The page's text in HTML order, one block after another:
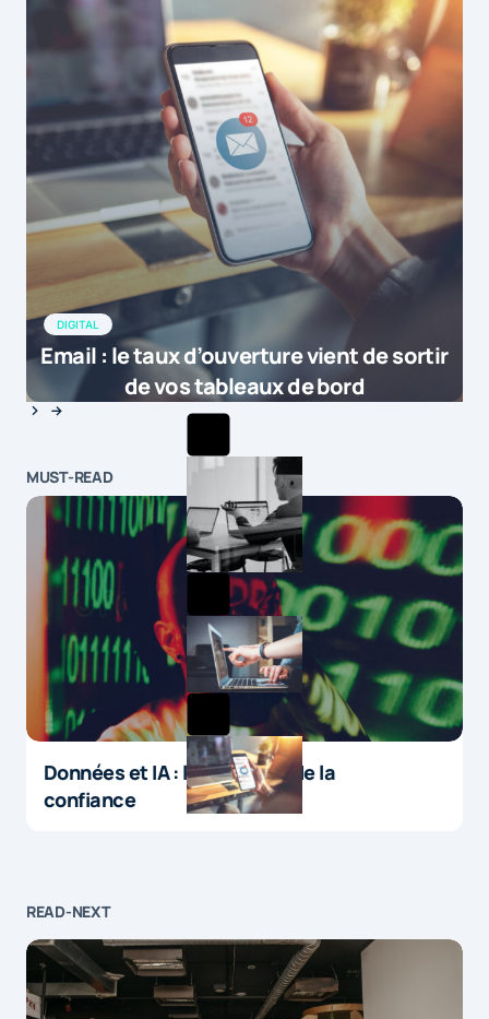
DIGITAL
Email : le taux d’ouverture vient de sortir
de vos tableaux de bord
MUST-READ
Données et IA : le paradoxe de la
confiance
READ-NEXT